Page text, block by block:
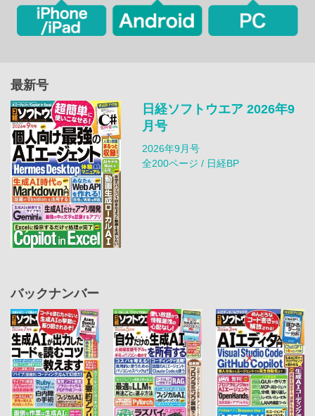
最新号
日経ソフトウエア 2026年9
月号
2026年9月号
全200ページ / 日経BP
バックナンバー